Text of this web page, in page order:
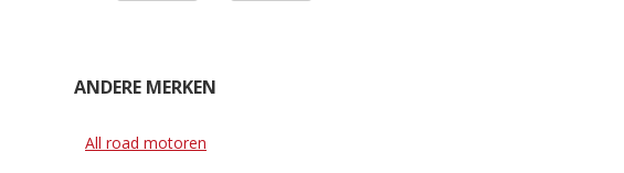
ANDERE MERKEN
All road motoren